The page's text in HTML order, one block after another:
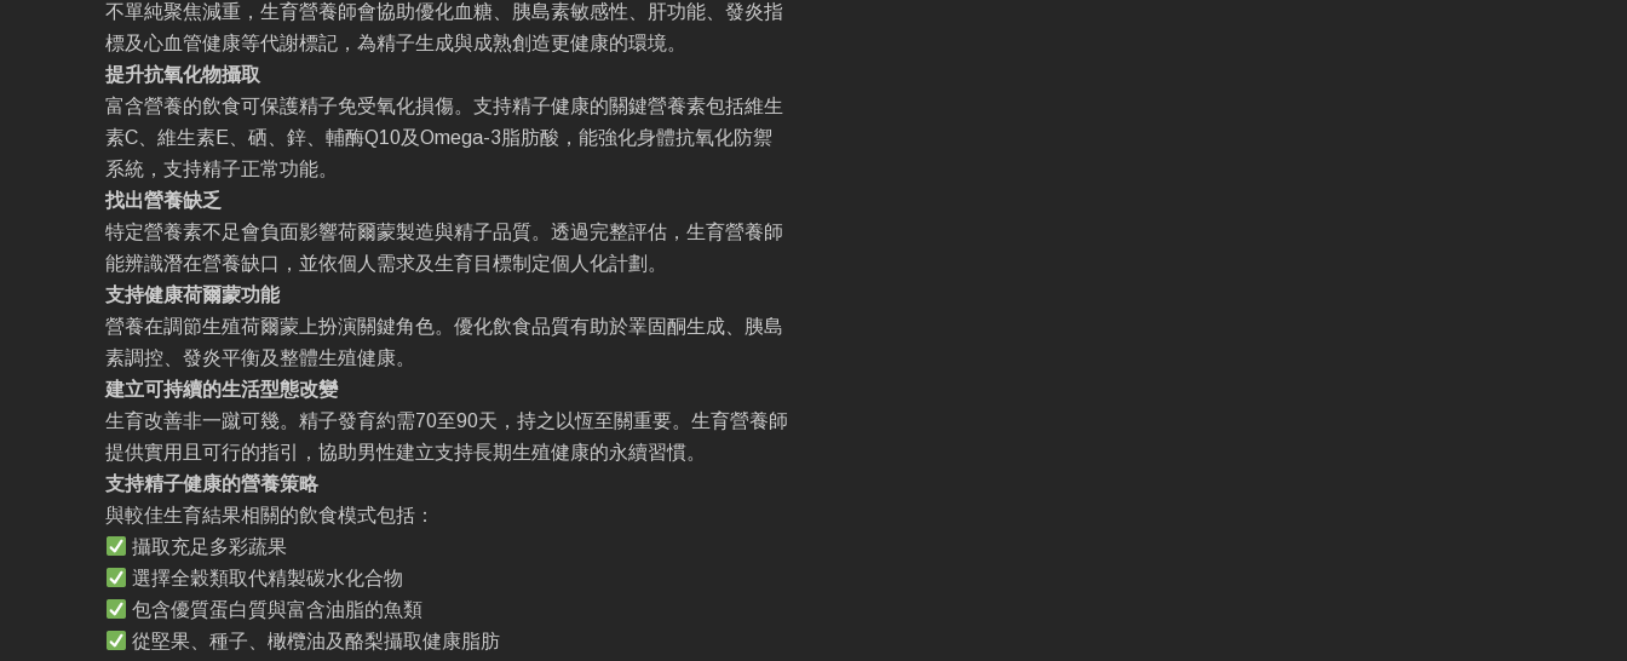
不單純聚焦減重，生育營養師會協助優化血糖、胰島素敏感性、肝功能、發炎指
標及心血管健康等代謝標記，為精子生成與成熟創造更健康的環境。
提升抗氧化物攝取
富含營養的飲食可保護精子免受氧化損傷。支持精子健康的關鍵營養素包括維生
素C、維生素E、硒、鋅、輔酶Q10及Omega-3脂肪酸，能強化身體抗氧化防禦
系統，支持精子正常功能。
找出營養缺乏
特定營養素不足會負面影響荷爾蒙製造與精子品質。透過完整評估，生育營養師
能辨識潛在營養缺口，並依個人需求及生育目標制定個人化計劃。
支持健康荷爾蒙功能
營養在調節生殖荷爾蒙上扮演關鍵角色。優化飲食品質有助於睪固酮生成、胰島
素調控、發炎平衡及整體生殖健康。
建立可持續的生活型態改變
生育改善非一蹴可幾。精子發育約需70至90天，持之以恆至關重要。生育營養師
提供實用且可行的指引，協助男性建立支持長期生殖健康的永續習慣。
支持精子健康的營養策略
與較佳生育結果相關的飲食模式包括：
攝取充足多彩蔬果
選擇全穀類取代精製碳水化合物
包含優質蛋白質與富含油脂的魚類
從堅果、種子、橄欖油及酪梨攝取健康脂肪